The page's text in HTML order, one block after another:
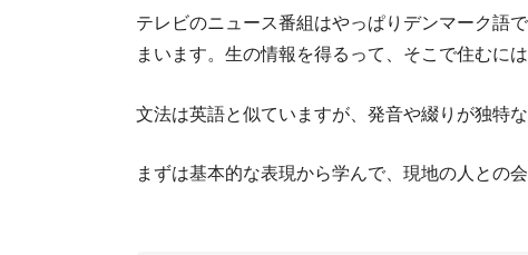
テレビのニュース番組はやっぱりデンマーク語
まいます。生の情報を得るって、そこで住むに
文法は英語と似ていますが、発音や綴りが独特な
まずは基本的な表現から学んで、現地の人との